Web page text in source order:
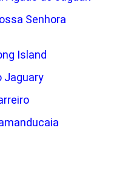
Senhora
Island
Jaguary